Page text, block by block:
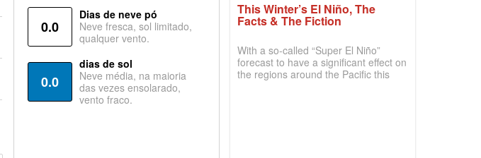
0.0
Dias de neve pó
Neve fresca, sol limitado,
qualquer vento.
0.0
dias de sol
Neve média, na maioria
das vezes ensolarado,
vento fraco.
This Winter’s El Niño, The
Facts & The Fiction
With a so-called “Super El Niño”
forecast to have a significant effect on
the regions around the Pacific this